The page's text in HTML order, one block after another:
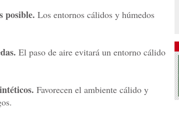
posible. Los entornos cálidos y húmedos
El paso de aire evitará un entorno cálido
Favorecen el ambiente cálido y